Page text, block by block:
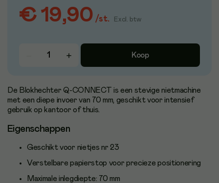
€ 19,90 /st. Excl. btw
Koop
De Blokhechter Q-CONNECT is een stevige nietmachine
met een diepe invoer van 70 mm, geschikt voor intensief
gebruik op kantoor of thuis.
Eigenschappen
Geschikt voor nietjes nr 23
Verstelbare papierstop voor precieze positionering
Maximale inlegdiepte: 70 mm